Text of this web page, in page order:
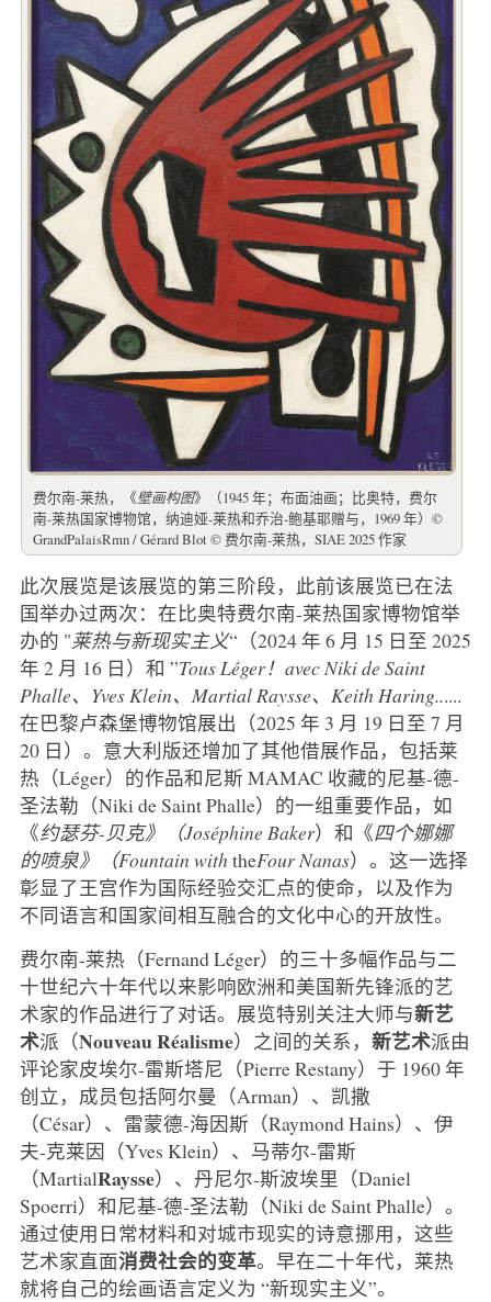
费尔南-莱热，《壁画构图》（1945 年；布面油画；比奥特，费尔
南-莱热国家博物馆，纳迪娅-莱热和乔治-鲍基耶赠与，1969 年）©
GrandPalaisRmn / Gérard Blot © 费尔南-莱热，SIAE 2025 作家
此次展览是该展览的第三阶段，此前该展览已在法
国举办过两次：在比奥特费尔南-莱热国家博物馆举
办的 "莱热与新现实主义“（2024 年 6 月 15 日至 2025
年 2 月 16 日）和 ”Tous Léger！avec Niki de Saint
Phalle、Yves Klein、Martial Raysse、Keith Haring......
在巴黎卢森堡博物馆展出（2025 年 3 月 19 日至 7 月
20 日）。意大利版还增加了其他借展作品，包括莱
热（Léger）的作品和尼斯 MAMAC 收藏的尼基-德-
圣法勒（Niki de Saint Phalle）的一组重要作品，如
《约瑟芬-贝克》（Joséphine Baker）和《四个娜娜
的喷泉》（Fountain with theFour Nanas）。这一选择
彰显了王宫作为国际经验交汇点的使命，以及作为
不同语言和国家间相互融合的文化中心的开放性。
费尔南-莱热（Fernand Léger）的三十多幅作品与二
十世纪六十年代以来影响欧洲和美国新先锋派的艺
术家的作品进行了对话。展览特别关注大师与新艺
术派（Nouveau Réalisme）之间的关系， 新艺术派由
评论家皮埃尔-雷斯塔尼（Pierre Restany）于 1960 年
创立，成员包括阿尔曼（Arman）、凯撒
（César）、雷蒙德-海因斯（Raymond Hains）、伊
夫-克莱因（Yves Klein）、马蒂尔-雷斯
（MartialRaysse）、丹尼尔-斯波埃里（Daniel
Spoerri）和尼基-德-圣法勒（Niki de Saint Phalle）。
通过使用日常材料和对城市现实的诗意挪用，这些
艺术家直面消费社会的变革。早在二十年代，莱热
就将自己的绘画语言定义为 “新现实主义”。